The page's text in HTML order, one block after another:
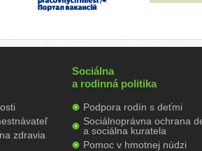
zdravia
Sociálna
a rodinná politika
Podpora rodín s deťmi
Sociálnoprávna ochrana
a sociálna kuratela
Pomoc v hmotnej núdzi